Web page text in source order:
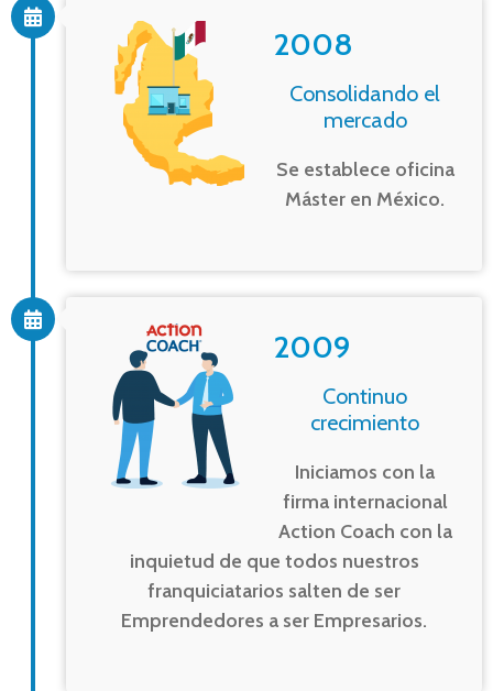
2008
Consolidando el
mercado
Se establece oficina
Máster en México.
2009
Continuo
crecimiento
Iniciamos con la
firma internacional
Action Coach con la
inquietud de que todos nuestros
franquiciatarios salten de ser
Emprendedores a ser Empresarios.